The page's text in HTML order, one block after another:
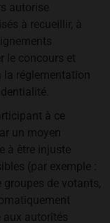
autorise
à recueillir, à
le concours et
la réglementation
à ce
un moyen
à être injuste
(par exemple :
de votants,
aux autorités